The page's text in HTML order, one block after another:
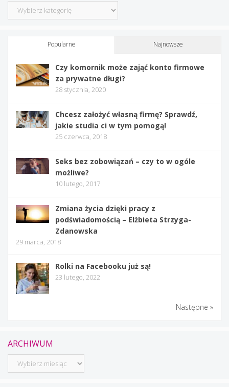
Kategorie
Popularne Najnowsze
Czy komornik może zająć konto firmowe
za prywatne długi?
28 stycznia, 2020
Chcesz założyć własną firmę? Sprawdź,
jakie studia ci w tym pomogą!
25 czerwca, 2018
Seks bez zobowiązań – czy to w ogóle
możliwe?
10 lutego, 2017
Zmiana życia dzięki pracy z
podświadomością – Elżbieta Strzyga-
Zdanowska
29 marca, 2018
Rolki na Facebooku już są!
23 lutego, 2022
Następne »
ARCHIWUM
Archiwum